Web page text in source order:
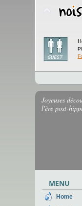
Joyeuses
l'ère post-
MENU
Home